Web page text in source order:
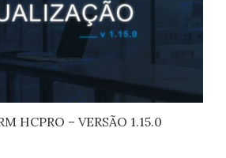
HCPRO – VERSÃO 1.15.0